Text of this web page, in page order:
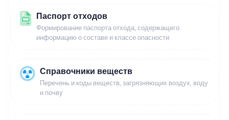
Паспорт отходов
Формирование паспорта отхода, содержащего
информацию о составе и классе опасности
Справочники веществ
Перечень и коды веществ, загрязняющих воздух, воду
и почву